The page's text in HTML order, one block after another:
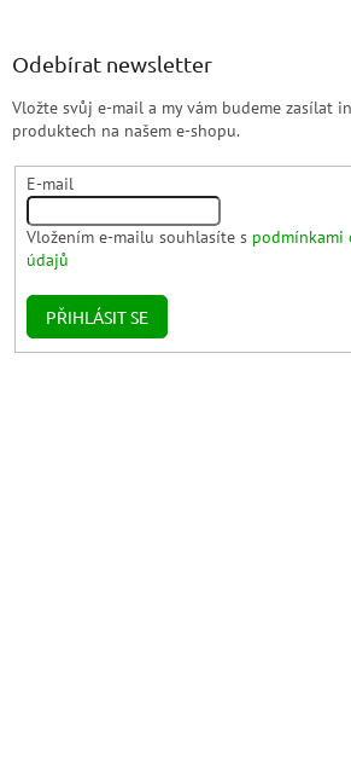
Odebírat newsletter
Vložte svůj e-mail a my vám budeme zasílat
produktech na našem e-shopu.
E-mail
Vložením e-mailu souhlasíte s podmínkami
údajů
PŘIHLÁSIT SE